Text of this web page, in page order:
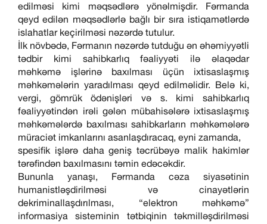
edilməsi kimi məqsədlərə yönəlmişdir. Fərmanda
qeyd edilən məqsədlərlə bağlı bir sıra istiqamətlərdə
islahatlar keçirilməsi nəzərdə tutulur.
İlk növbədə, Fərmanın nəzərdə tutduğu ən əhəmiyyətli
tədbir kimi sahibkarlıq fəaliyyəti ilə əlaqədar
məhkəmə işlərinə baxılması üçün ixtisaslaşmış
məhkəmələrin yaradılması qeyd edilməlidir. Belə ki,
vergi, gömrük ödənişləri və s. kimi sahibkarlıq
fəaliyyətindən irəli gələn mübahisələrə ixtisaslaşmış
məhkəmələrdə baxılması sahibkarların məhkəmələrə
müraciət imkanlarını asanlaşdıracaq, eyni zamanda,
spesifik işlərə daha geniş təcrübəyə malik hakimlər
tərəfindən baxılmasını təmin edəcəkdir.
Bununla yanaşı, Fərmanda cəza siyasətinin
humanistləşdirilməsi və cinayətlərin
dekriminallaşdırılması, “elektron məhkəmə”
informasiya sisteminin tətbiqinin təkmilləşdirilməsi